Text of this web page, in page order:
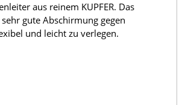
aus reinem KUPFER. Das
gute Abschirmung gegen
und leicht zu verlegen.